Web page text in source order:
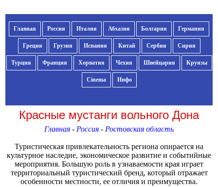
Главная Россия Италия Абхазия Болгария Германия
Греция Грузия Испания Китай Сербия Сирия
Турция Франция Хорватия Чехия Швейцария Круизы
Cinema Инфо
Красные мустанги вольного Дона
Главная - Россия - Ростовская область
Туристическая привлекательность региона опирается на
культурное наследие, экономическое развитие и событийные
мероприятия. Большую роль в узнаваемости края играет
территориальный туристический бренд, который отражает
особенности местности, ее отличия и преимущества.